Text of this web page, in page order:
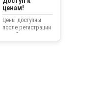
ценам!
Цены доступны
после регистрации
на сайте.